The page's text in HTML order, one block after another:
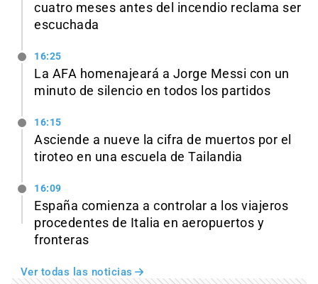
cuatro meses antes del incendio reclama ser
escuchada
16:25
La AFA homenajeará a Jorge Messi con un
minuto de silencio en todos los partidos
16:15
Asciende a nueve la cifra de muertos por el
tiroteo en una escuela de Tailandia
16:09
España comienza a controlar a los viajeros
procedentes de Italia en aeropuertos y
fronteras
Ver todas las noticias